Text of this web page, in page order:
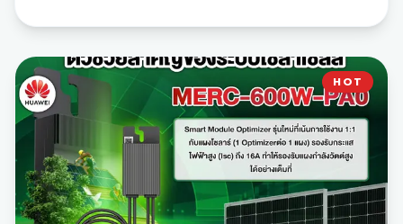
⚡ระบบไฟ 3 Phase
➡️50,183.-(จาก 46,900)
HomePro TP (Nominal AC 30kW / Breaker 63A)
➡️ 76,933.-(จาก 71,900)
🛡 บริการหลังการขายและการรับประกัน:
ฟรี! บริการล้างแผง นาน 3 ปี
ฟรี! ตรวจเช็กอุปกรณ์ นาน 3 ปี
รับประกันเครื่อง INVERTER 10 ปี
รับประกันแบตเตอรี่ 10 ปี
HOT